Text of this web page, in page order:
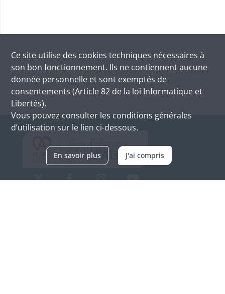
Ce site utilise des cookies techniques nécessaires à
son bon fonctionnement. Ils ne contiennent aucune
donnée personnelle et sont exemptés de
consentements (Article 82 de la loi Informatique et
Libertés).
Vous pouvez consulter les conditions générales
d’utilisation sur le lien ci-dessous.
En savoir plus J'ai compris